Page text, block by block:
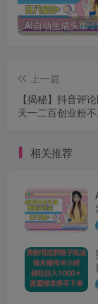
上一篇
【揭秘】抖音评
天一二百创业粉
相关推荐